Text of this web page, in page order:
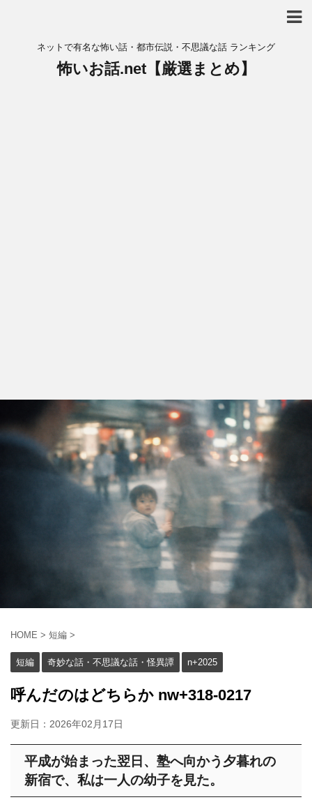
ネットで有名な怖い話・都市伝説・不思議な話 ランキング
怖いお話.net【厳選まとめ】
HOME > 短編 >
短編 奇妙な話・不思議な話・怪異譚 n+2025
呼んだのはどちらか nw+318-0217
更新日： 2026年02月17日
平成が始まった翌日、塾へ向かう夕暮れの
新宿で、私は一人の幼子を見た。